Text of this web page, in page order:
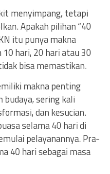
menyimpang, tetapi
Apakah pilihan “40
itu punya makna
hari, 20 hari atau 30
bisa memastikan.
makna penting
budaya, sering kali
dan kesucian.
selama 40 hari di
pelayanannya. Pra-
40 hari sebagai masa